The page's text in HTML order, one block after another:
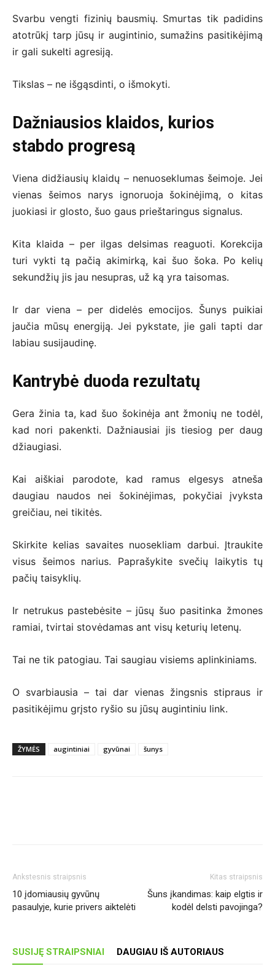
Svarbu vengti fizinių bausmių. Smurtas tik padidins
atotrūkį tarp jūsų ir augintinio, sumažins pasitikėjimą
ir gali sukelti agresiją.
Tikslas – ne išgąsdinti, o išmokyti.
Dažniausios klaidos, kurios
stabdo progresą
Viena didžiausių klaidų – nenuoseklumas šeimoje. Jei
vienas šeimos narys ignoruoja šokinėjimą, o kitas
juokiasi ir glosto, šuo gaus prieštaringus signalus.
Kita klaida – per ilgas delsimas reaguoti. Korekcija
turi vykti tą pačią akimirką, kai šuo šoka. Po kelių
sekundžių jis jau nesupras, už ką yra taisomas.
Ir dar viena – per didelės emocijos. Šunys puikiai
jaučia mūsų energiją. Jei pykstate, jie gali tapti dar
labiau susijaudinę.
Kantrybė duoda rezultatų
Gera žinia ta, kad šuo šokinėja ant žmonių ne todėl,
kad nori pakenkti. Dažniausiai jis tiesiog per daug
džiaugiasi.
Kai aiškiai parodote, kad ramus elgesys atneša
daugiau naudos nei šokinėjimas, pokyčiai įvyksta
greičiau, nei tikitės.
Skirkite kelias savaites nuosekliam darbui. Įtraukite
visus šeimos narius. Paprašykite svečių laikytis tų
pačių taisyklių.
Ir netrukus pastebėsite – jūsų šuo pasitinka žmones
ramiai, tvirtai stovėdamas ant visų keturių letenų.
Tai ne tik patogiau. Tai saugiau visiems aplinkiniams.
O svarbiausia – tai dar vienas žingsnis stipraus ir
pasitikėjimu grįsto ryšio su jūsų augintiniu link.
ŽYMĖS augintiniai gyvūnai šunys
Ankstesnis straipsnis
10 įdomiausių gyvūnų
pasaulyje, kurie privers aiktelėti
Kitas straipsnis
Šuns įkandimas: kaip elgtis ir
kodėl delsti pavojinga?
SUSIJĘ STRAIPSNIAI DAUGIAU IŠ AUTORIAUS